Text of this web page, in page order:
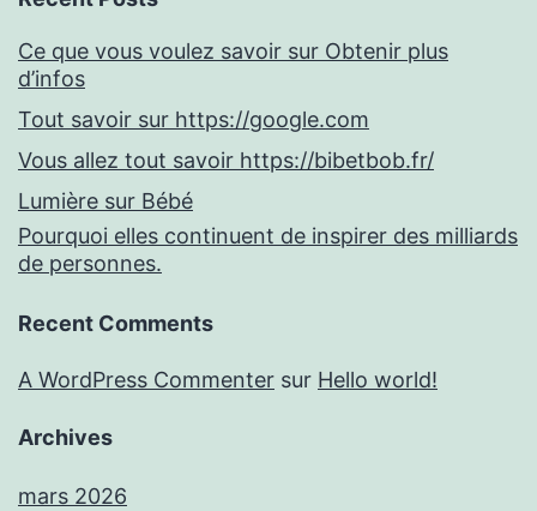
Ce que vous voulez savoir sur Obtenir plus
d’infos
Tout savoir sur https://google.com
Vous allez tout savoir https://bibetbob.fr/
Lumière sur Bébé
Pourquoi elles continuent de inspirer des milliards
de personnes.
Recent Comments
A WordPress Commenter sur Hello world!
Archives
mars 2026